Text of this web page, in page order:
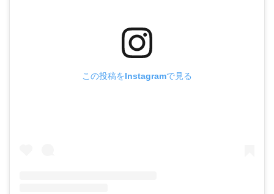
この投稿をInstagramで見る